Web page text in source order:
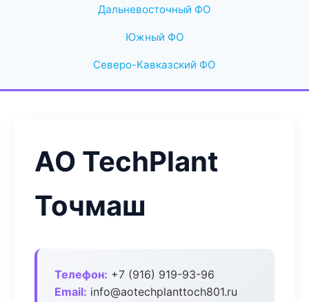
Дальневосточный ФО
Южный ФО
Северо-Кавказский ФО
АО TechPlant
Точмаш
Телефон: +7 (916) 919-93-96
Email: info@aotechplanttoch801.ru